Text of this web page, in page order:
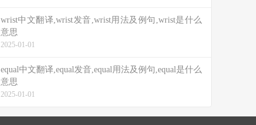
wrist中文翻译,wrist发音,wrist用法及例句,wrist是什么
意思
2025-01-01
equal中文翻译,equal发音,equal用法及例句,equal是什么
意思
2025-01-01